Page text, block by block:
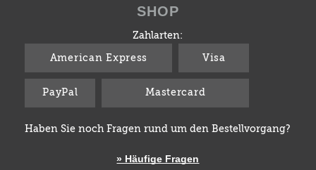
SHOP
Zahlarten:
American Express Visa
PayPal Mastercard
Haben Sie noch Fragen rund um den Bestellvorgang?
» Häufige Fragen